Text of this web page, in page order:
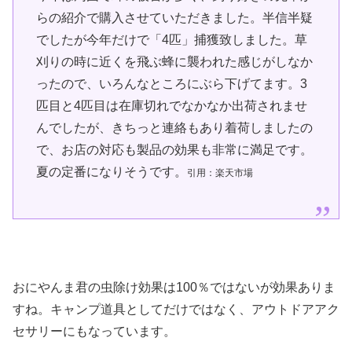
らの紹介で購入させていただきました。半信半疑
でしたが今年だけで「4匹」捕獲致しました。草
刈りの時に近くを飛ぶ蜂に襲われた感じがしなか
ったので、いろんなところにぶら下げてます。3
匹目と4匹目は在庫切れでなかなか出荷されませ
んでしたが、きちっと連絡もあり着荷しましたの
で、お店の対応も製品の効果も非常に満足です。
夏の定番になりそうです。
引用：楽天市場
おにやんま君の虫除け効果は100％ではないが効果ありま
すね。キャンプ道具としてだけではなく、アウトドアアク
セサリーにもなっています。